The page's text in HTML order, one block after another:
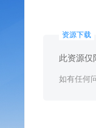
资源下载
此资源仅
如有任何